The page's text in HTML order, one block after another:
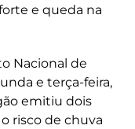
e queda na
Nacional de
e terça-feira,
emitiu dois
risco de chuva